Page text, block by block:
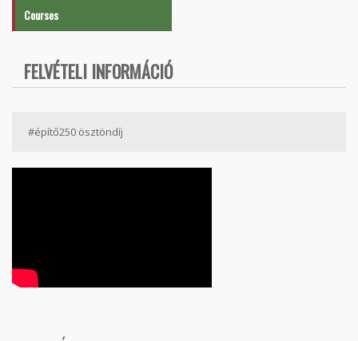
Courses
FELVÉTELI INFORMÁCIÓ
#építő250 ösztöndíj